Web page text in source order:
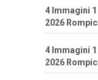
4 Immagini
2026
4 Immagini
2026